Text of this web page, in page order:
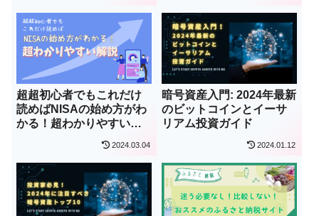
超超初心者でもこれだけ
読めばNISAの始め方がわ
かる！超わかりやすい
2024.03.04
暗号資産入門: 2024年最新
のビットコインとイーサ
リアム投資ガイド
2024.01.12